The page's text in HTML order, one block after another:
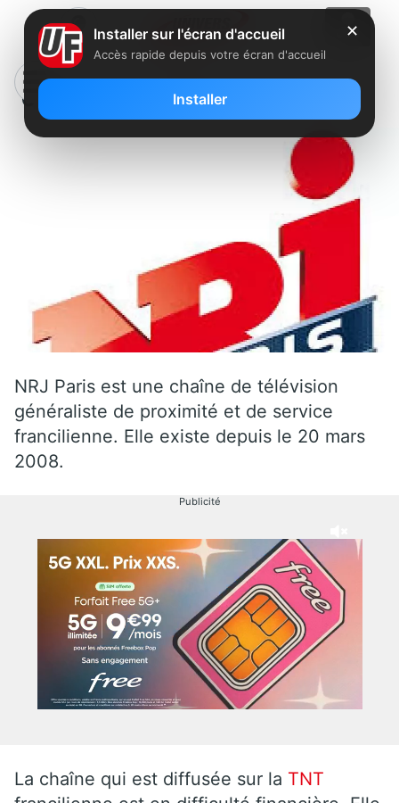
C’est la fin pour NRJ Paris
NRJ Paris est une chaîne de télévision
généraliste de proximité et de service
francilienne. Elle existe depuis le 20 mars
2008.
Publicité
La chaîne qui est diffusée sur la TNT
✕
Installer sur l'écran d'accueil
Accès rapide depuis votre écran d'accueil
Installer